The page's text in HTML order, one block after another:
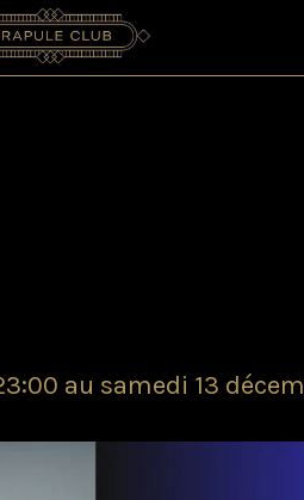
au samedi 13